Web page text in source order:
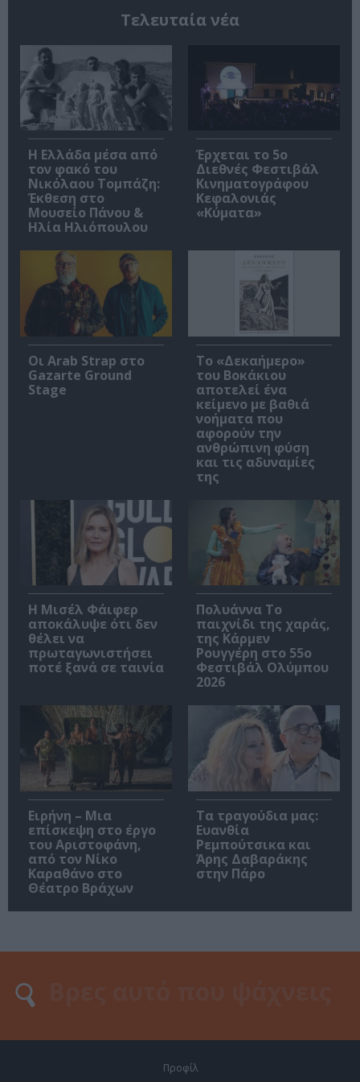
Τελευταία νέα
Η Ελλάδα μέσα από
τον φακό του
Νικόλαου Τομπάζη:
Έκθεση στο
Μουσείο Πάνου &
Ηλία Ηλιόπουλου
Έρχεται το 5ο
Διεθνές Φεστιβάλ
Κινηματογράφου
Κεφαλονιάς
«Κύματα»
Οι Arab Strap στο
Gazarte Ground
Stage
Το «Δεκαήμερο»
του Βοκάκιου
αποτελεί ένα
κείμενο με βαθιά
νοήματα που
αφορούν την
ανθρώπινη φύση
και τις αδυναμίες
της
Η Μισέλ Φάιφερ
αποκάλυψε ότι δεν
θέλει να
πρωταγωνιστήσει
ποτέ ξανά σε ταινία
Πολυάννα Το
παιχνίδι της χαράς,
της Κάρμεν
Ρουγγέρη στο 55ο
Φεστιβάλ Ολύμπου
2026
Ειρήνη – Μια
επίσκεψη στο έργο
του Αριστοφάνη,
από τον Νίκο
Καραθάνο στο
Θέατρο Βράχων
Τα τραγούδια μας:
Ευανθία
Ρεμπούτσικα και
Άρης Δαβαράκης
στην Πάρο
Προφίλ